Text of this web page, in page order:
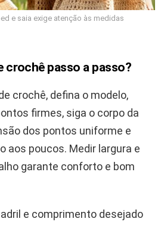
e saia exige atenção às medidas
crochê passo a passo?
crochê, defina o modelo,
firmes, siga o corpo da
dos pontos uniforme e
aos poucos. Medir largura e
garante conforto e bom
e comprimento desejado